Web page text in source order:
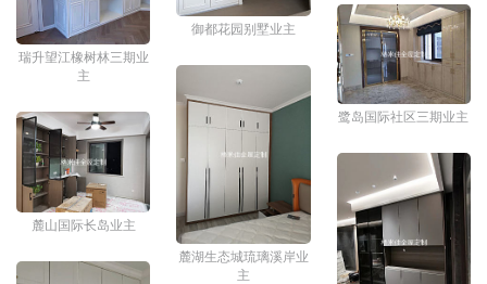
瑞升望江橡树林三期业
主
麓山国际长岛业主
御都花园别墅业主
麓湖生态城琉璃溪岸业
主
鹭岛国际社区三期业主